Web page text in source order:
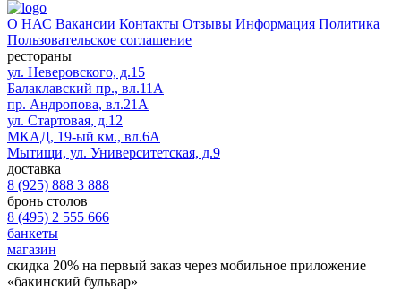
О НАС Вакансии Контакты Отзывы Информация Политика
Пользовательское соглашение
рестораны
ул. Неверовского, д.15
Балаклавский пр., вл.11А
пр. Андропова, вл.21А
ул. Стартовая, д.12
МКАД, 19-ый км., вл.6А
Мытищи, ул. Университетская, д.9
доставка
8 (925) 888 3 888
бронь столов
8 (495) 2 555 666
банкеты
магазин
скидка 20% на первый заказ через мобильное приложение
«бакинский бульвар»